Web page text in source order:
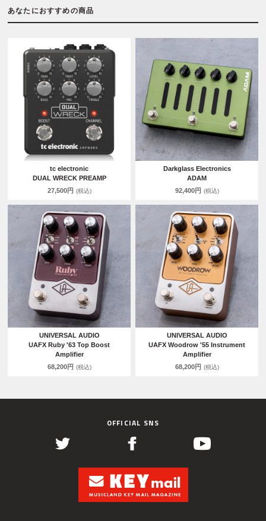
あなたにおすすめの商品
tc electronic
DUAL WRECK PREAMP
27,500円 (税込)
Darkglass Electronics
ADAM
92,400円 (税込)
UNIVERSAL AUDIO
UAFX Ruby '63 Top Boost
Amplifier
68,200円 (税込)
UNIVERSAL AUDIO
UAFX Woodrow '55 Instrument
Amplifier
68,200円 (税込)
OFFICIAL SNS